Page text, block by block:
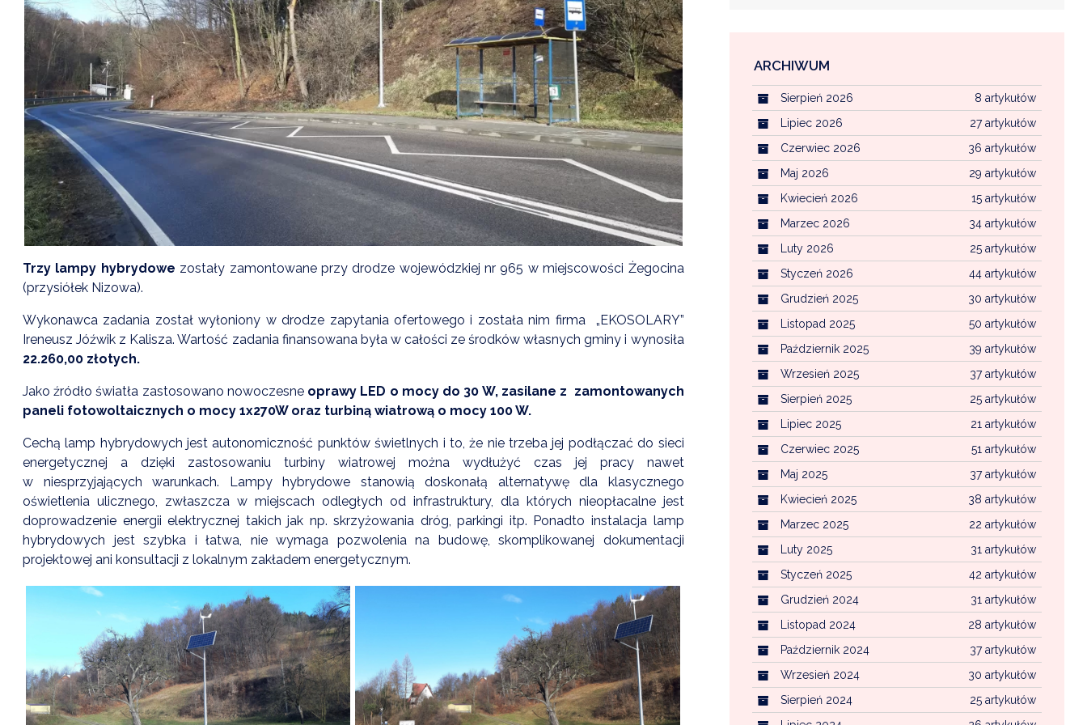
ZDROWIE
ROLNICTWO
CZYSTE POWIETRZE EKOINTERWENCJA
WFOŚ CZYSTE POWIETRZE
CENTRALNA EWIDENCJA EMISYJNOŚCI
GOSPODARKA ODPADAMI KOMUNALNYMI
KOMUNIKACJA
PRZYDATNE STRONY
Trzy lampy hybrydowe zostały zamontowane przy drodze wojewódzkiej nr 965 w miejscowości Żegocina
(przysiółek Nizowa).
Wykonawca zadania został wyłoniony w drodze zapytania ofertowego i została nim firma „EKOSOLARY”
Ireneusz Jóźwik z Kalisza. Wartość zadania finansowana była w całości ze środków własnych gminy i wynosiła
22.260,00 złotych.
Jako źródło światła zastosowano nowoczesne oprawy LED o mocy do 30 W, zasilane z zamontowanych
paneli fotowoltaicznych o mocy 1x270W oraz turbiną wiatrową o mocy 100 W.
Cechą lamp hybrydowych jest autonomiczność punktów świetlnych i to, że nie trzeba jej podłączać do sieci
energetycznej a dzięki zastosowaniu turbiny wiatrowej można wydłużyć czas jej pracy nawet
w niesprzyjających warunkach. Lampy hybrydowe stanowią doskonałą alternatywę dla klasycznego
oświetlenia ulicznego, zwłaszcza w miejscach odległych od infrastruktury, dla których nieopłacalne jest
doprowadzenie energii elektrycznej takich jak np. skrzyżowania dróg, parkingi itp. Ponadto instalacja lamp
hybrydowych jest szybka i łatwa, nie wymaga pozwolenia na budowę, skomplikowanej dokumentacji
projektowej ani konsultacji z lokalnym zakładem energetycznym.
ARCHIWUM
8 artykułów
Sierpień 2026
27 artykułów
Lipiec 2026
36 artykułów
Czerwiec 2026
29 artykułów
Maj 2026
15 artykułów
Kwiecień 2026
34 artykułów
Marzec 2026
25 artykułów
Luty 2026
44 artykułów
Styczeń 2026
30 artykułów
Grudzień 2025
50 artykułów
Listopad 2025
39 artykułów
Październik 2025
37 artykułów
Wrzesień 2025
25 artykułów
Sierpień 2025
21 artykułów
Lipiec 2025
51 artykułów
Czerwiec 2025
37 artykułów
Maj 2025
38 artykułów
Kwiecień 2025
22 artykułów
Marzec 2025
31 artykułów
Luty 2025
42 artykułów
Styczeń 2025
31 artykułów
Grudzień 2024
28 artykułów
Listopad 2024
37 artykułów
Październik 2024
30 artykułów
Wrzesień 2024
25 artykułów
Sierpień 2024